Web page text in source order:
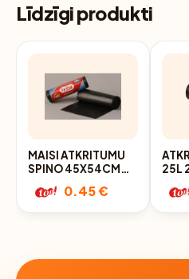
Līdzīgi produkti
MAISI ATKRITUMU
SPINO 45X54CM
0.45 €
25L